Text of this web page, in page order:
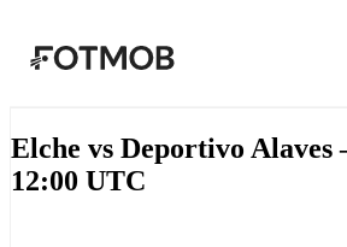
Elche vs Deportivo
12:00 UTC